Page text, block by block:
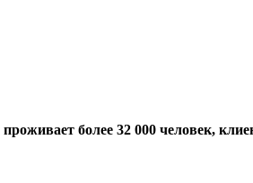
более 32 000 человек,